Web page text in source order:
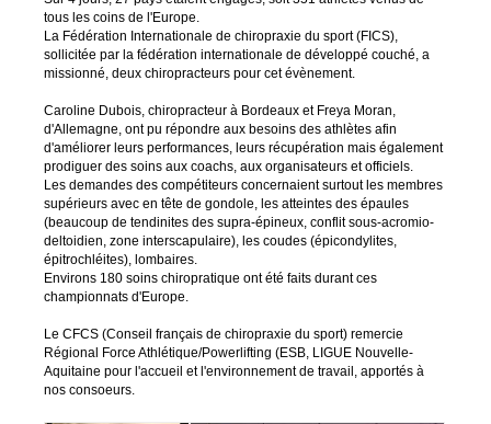
tous les coins de l'Europe.
La Fédération Internationale de chiropraxie du sport (FICS),
sollicitée par la fédération internationale de développé couché, a
missionné, deux chiropracteurs pour cet évènement.
Caroline Dubois, chiropracteur à Bordeaux et Freya Moran,
d'Allemagne, ont pu répondre aux besoins des athlètes afin
d'améliorer leurs performances, leurs récupération mais également
prodiguer des soins aux coachs, aux organisateurs et officiels.
Les demandes des compétiteurs concernaient surtout les membres
supérieurs avec en tête de gondole, les atteintes des épaules
(beaucoup de tendinites des supra-épineux, conflit sous-acromio-
deltoidien, zone interscapulaire), les coudes (épicondylites,
épitrochléites), lombaires.
Environs 180 soins chiropratique ont été faits durant ces
championnats d'Europe.
Le CFCS (Conseil français de chiropraxie du sport) remercie
Régional Force Athlétique/Powerlifting (ESB, LIGUE Nouvelle-
Aquitaine pour l'accueil et l'environnement de travail, apportés à
nos consoeurs.